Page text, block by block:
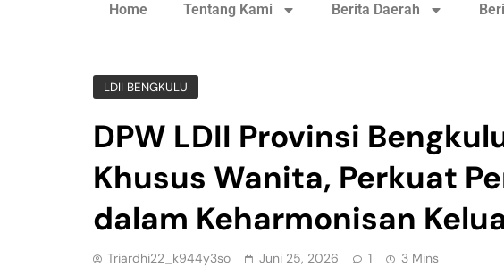
Home Tentang Kami Berita Daerah
LDII BENGKULU
DPW LDII Provinsi
Khusus Wanita, Perkuat
dalam Keharmonisan
Triardhi22_k944y3so Juni 25, 2026 1 3 Mins